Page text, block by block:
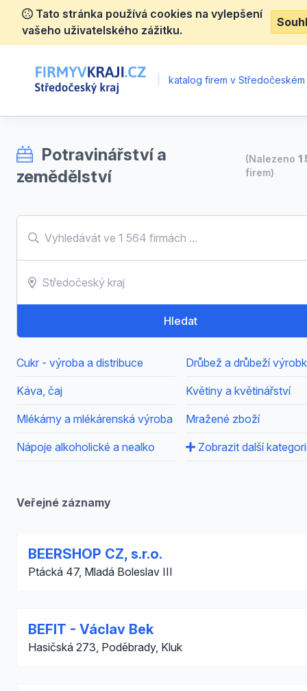
Tato stránka používá cookies na vylepšení
vašeho uživatelského zážitku.
katalog firem v Středočeském
Potravinářství a
zemědělství
(Nalezeno1
firem)
Hledat
Cukr - výroba a distribuce Drůbež a drůbeží
Káva, čaj Květiny a květinářství
Mlékárny a mlékárenská výroba Mražené zboží
Nápoje alkoholické a nealko Zobrazit další
Veřejné záznamy
BEERSHOP CZ, s.r.o.
Ptácká 47, Mladá Boleslav III
BEFIT - Václav Bek
Hasičská 273, Poděbrady, Kluk